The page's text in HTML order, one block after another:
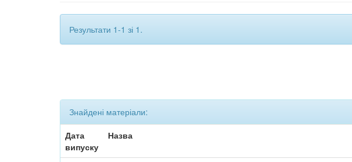
Результати 1-1 зі 1.
Знайдені матеріали:
Дата
випуску
Назва